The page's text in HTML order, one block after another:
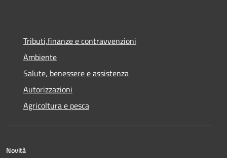
Tributi,finanze e contravvenzioni
Ambiente
Salute, benessere e assistenza
Autorizzazioni
Agricoltura e pesca
Novità